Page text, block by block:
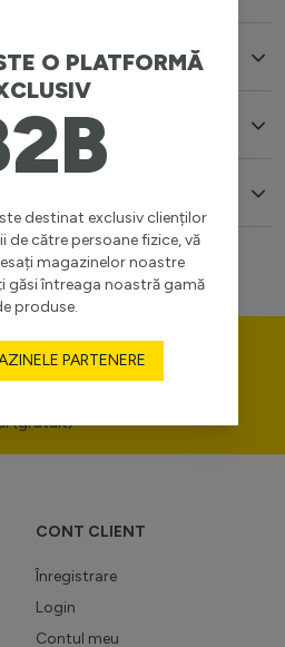
O PLATFORMĂ
destinat exclusiv clienților
de către persoane fizice, vă
magazinelor noastre
găsi întreaga noastră gamă
produse.
PARTENERE
Prețuri competitive
(gratuit)
CONT CLIENT
Înregistrare
Login
Contul meu